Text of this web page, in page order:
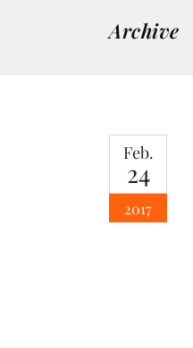
Archive
Feb.
24
2017